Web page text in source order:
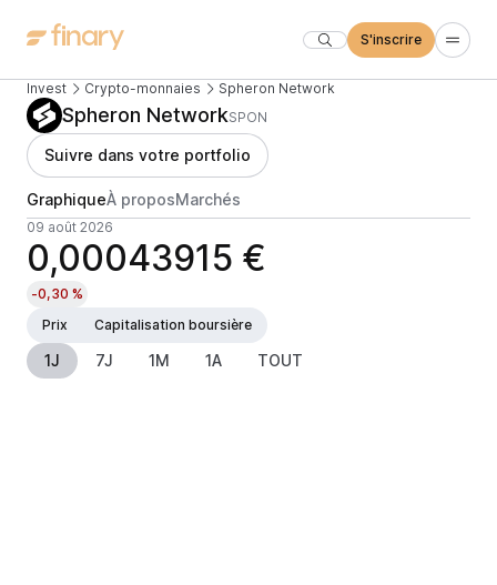
S'inscrire
Invest Crypto-monnaies Spheron Network
Spheron NetworkSPON
Suivre dans votre portfolio
GraphiqueÀ proposMarchés
09 août 2026
0,00043915 €
-0,30 %
Prix
Capitalisation boursière
1J 7J 1M 1A TOUT